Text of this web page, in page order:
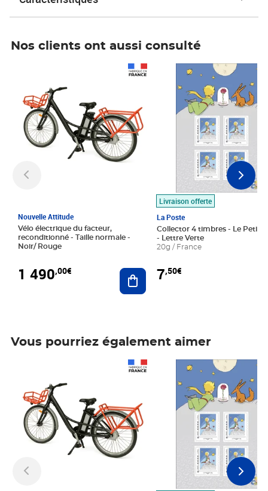
Nos clients ont aussi consulté
Nouvelle Attitude
Vélo électrique du facteur,
reconditionné - Taille normale -
Noir/ Rouge
1 490,00€ Ajouter au panier
Livraison offerte
La Poste
Collector 4 timbres - Le Petit
- Lettre Verte
20g / France
7,50€
Prix 7,50€
Vous pourriez également aimer
Prix 7,50€